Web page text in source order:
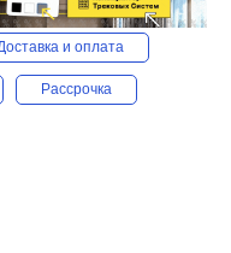
и оплата
Рассрочка